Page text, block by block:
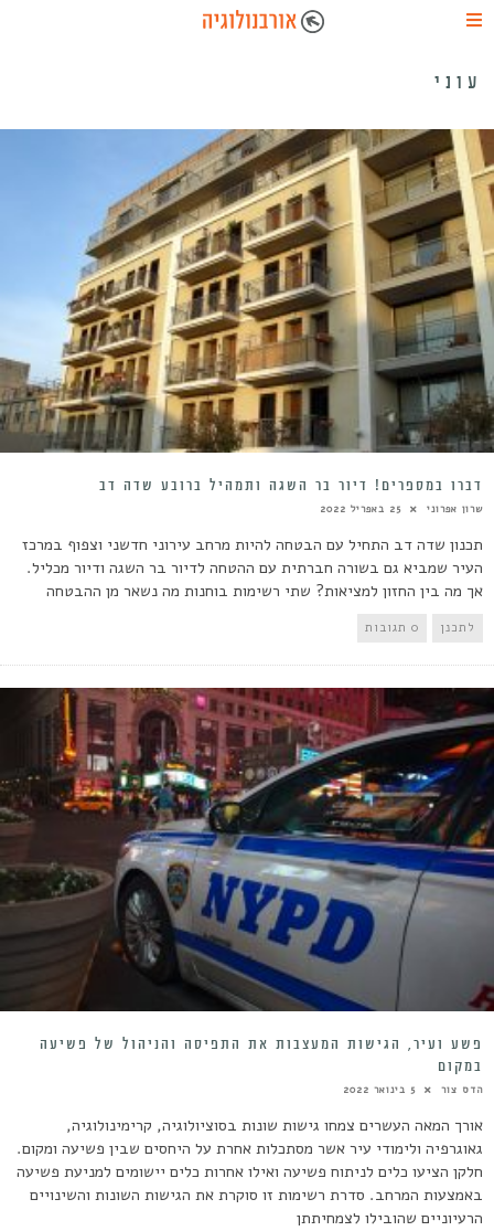
עוני
דברו במספרים! דיור בר השגה ותמהיל ברובע שדה דב
שרון אפרוני 25 באפריל 2022
תכנון שדה דב התחיל עם הבטחה להיות מרחב עירוני חדשני וצפוף במרכז
העיר שמביא גם בשורה חברתית עם ההטחה לדיור בר השגה ודיור מכליל.
אך מה בין החזון למציאות? שתי רשימות בוחנות מה נשאר מן ההבטחה
לתכנן 0 תגובות
פשע ועיר, הגישות המעצבות את התפיסה והניהול של פשיעה
במקום
הדס צור 5 בינואר 2022
אורך המאה העשרים צמחו גישות שונות בסוציולוגיה, קרימינולוגיה,
גאוגרפיה ולימודי עיר אשר מסתכלות אחרת על היחסים שבין פשיעה ומקום.
חלקן הציעו כלים לניתוח פשיעה ואילו אחרות כלים יישומים למניעת פשיעה
באמצעות המרחב. סדרת רשימות זו סוקרת את הגישות השונות והשינויים
הרעיוניים שהובילו לצמחיתתן